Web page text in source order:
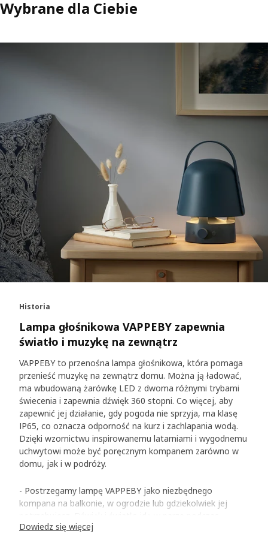
Wybrane dla Ciebie
Historia
Lampa głośnikowa VAPPEBY zapewnia
światło i muzykę na zewnątrz
VAPPEBY to przenośna lampa głośnikowa, która pomaga
przenieść muzykę na zewnątrz domu. Można ją ładować,
ma wbudowaną żarówkę LED z dwoma różnymi trybami
świecenia i zapewnia dźwięk 360 stopni. Co więcej, aby
zapewnić jej działanie, gdy pogoda nie sprzyja, ma klasę
IP65, co oznacza odporność na kurz i zachlapania wodą.
Dzięki wzornictwu inspirowanemu latarniami i wygodnemu
uchwytowi może być poręcznym kompanem zarówno w
domu, jak i w podróży.
- Postrzegamy lampę VAPPEBY jako niezbędnego
kompana na balkonie, w ogrodzie lub gdziekolwiek jej
tworzenia magicznych codziennych chwil z przyjaciółmi i
Dowiedz się więcej